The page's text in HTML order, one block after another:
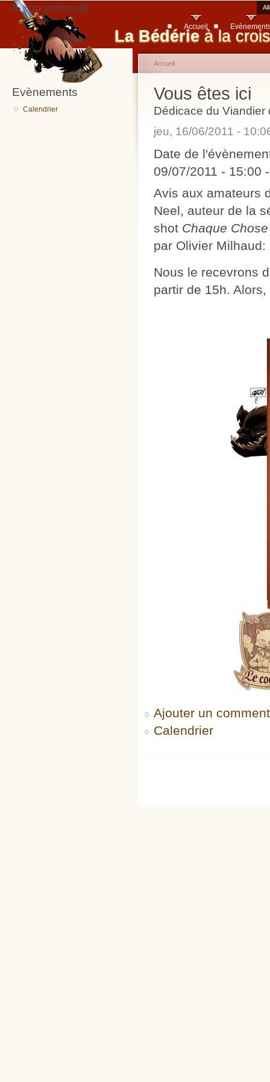
La Bédérie à la
Menu principal
Accueil
Evènements
Calendrier
Vous êtes ici
Accueil
Dédicace du Viandier
jeu, 16/06/2011 -
Date de
09/07/2011 - 15:00
Avis aux amateurs
Neel, auteur de la
shot Chaque Chose
par Olivier Milhaud:
Nous le recevrons
partir de 15h.
Ajouter un
Calendrier